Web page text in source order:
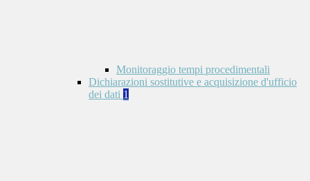
Monitoraggio tempi procedimentali
Dichiarazioni sostitutive e acquisizione d'ufficio
dei dati 1